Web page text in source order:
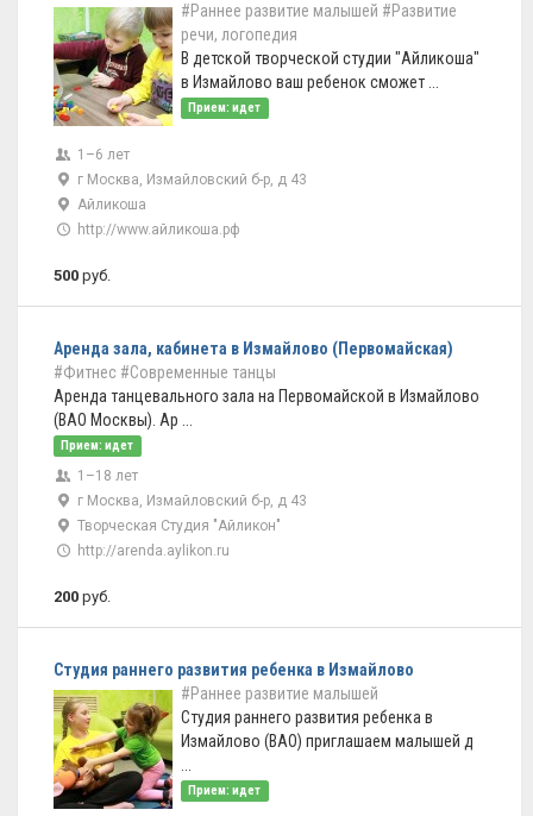
#Раннее развитие малышей #Развитие
речи, логопедия
В детской творческой студии "Айликоша"
в Измайлово ваш ребенок сможет ...
Прием: идет
1–6 лет
г Москва, Измайловский б-р, д 43
Айликоша
http://www.айликоша.рф
500 руб.
Аренда зала, кабинета в Измайлово (Первомайская)
#Фитнес #Современные танцы
Аренда танцевального зала на Первомайской в Измайлово
(ВАО Москвы). Ар ...
Прием: идет
1–18 лет
г Москва, Измайловский б-р, д 43
Творческая Студия "Айликон"
http://arenda.aylikon.ru
200 руб.
Студия раннего развития ребенка в Измайлово
#Раннее развитие малышей
Студия раннего развития ребенка в
Измайлово (ВАО) приглашаем малышей д
Прием: идет